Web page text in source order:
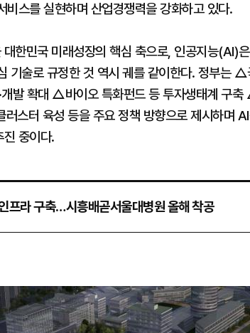
비스를 실현하며 산업경쟁력을 강화하고 있다.
한민국 미래성장의 핵심 축으로, 인공지능(AI)
기술로 규정한 것 역시 궤를 같이한다. 정부는
발 확대 △바이오 특화펀드 등 투자생태계 구
스터 육성 등을 주요 정책 방향으로 제시하며
진 중이다.
프라 구축…시흥배곧서울대병원 올해 착공